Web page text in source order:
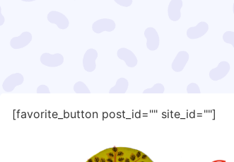
[favorite_button post_id="" site_id=""]